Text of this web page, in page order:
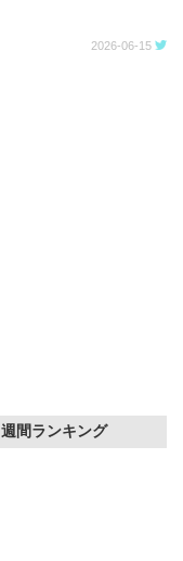
2026-06-15
週間ランキング